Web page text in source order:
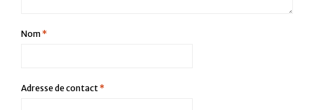
Nom*
Adresse de contact*